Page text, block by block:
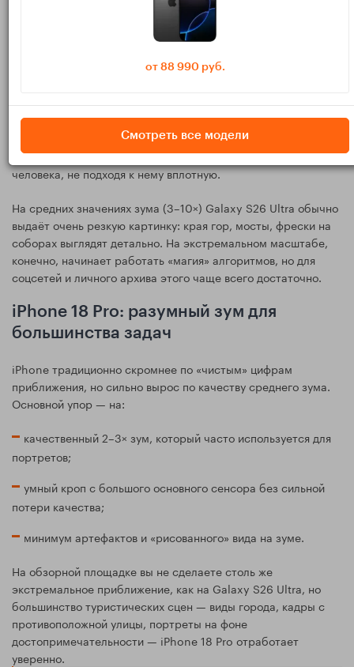
комфортная съёмка архитектурных деталей с
противоположной стороны площади;
вывески, таблички и названия улиц, снятые с другого
конца перекрёстка;
портреты с дальнего расстояния — можно снимать
человека, не подходя к нему вплотную.
На средних значениях зума (3–10×) Galaxy S26 Ultra обычно
выдаёт очень резкую картинку: края гор, мосты, фрески на
соборах выглядят детально. На экстремальном масштабе,
конечно, начинает работать «магия» алгоритмов, но для
соцсетей и личного архива этого чаще всего достаточно.
iPhone 18 Pro: разумный зум для
большинства задач
iPhone традиционно скромнее по «чистым» цифрам
приближения, но сильно вырос по качеству среднего зума.
Основной упор — на:
качественный 2–3× зум, который часто используется для
портретов;
умный кроп с большого основного сенсора без сильной
потери качества;
минимум артефактов и «рисованного» вида на зуме.
На обзорной площадке вы не сделаете столь же
экстремальное приближение, как на Galaxy S26 Ultra, но
большинство туристических сцен — виды города, кадры с
противоположной улицы, портреты на фоне
достопримечательности — iPhone 18 Pro отработает
уверенно.
от 88 990 руб.
Смотреть все модели